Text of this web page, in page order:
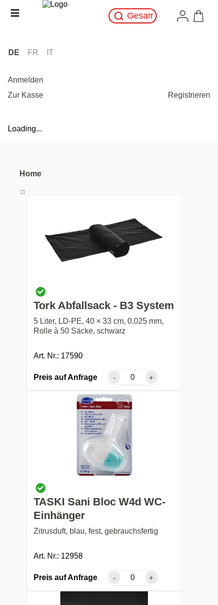
DE FR IT
Anmelden
Zur Kasse
Registrieren
Loading...
Home
Tork Abfallsack - B3 System
5 Liter, LD-PE, 40 × 33 cm, 0,025 mm,
Rolle à 50 Säcke, schwarz
Art. Nr.: 17590
Preis auf Anfrage - +
TASKI Sani Bloc W4d WC-
Einhänger
Zitrusduft, blau, fest, gebrauchsfertig
Art. Nr.: 12958
Preis auf Anfrage - +